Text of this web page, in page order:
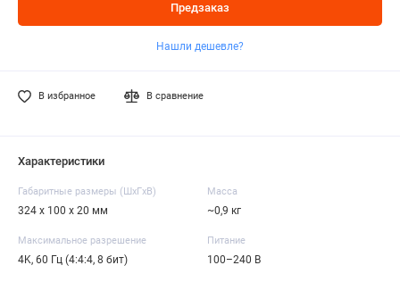
Предзаказ
Нашли дешевле?
В избранное В сравнение
Характеристики
Габаритные размеры (ШxГxВ)
324 х 100 х 20 мм
Масса
~0,9 кг
Максимальное разрешение
4K, 60 Гц (4:4:4, 8 бит)
Питание
100–240 В